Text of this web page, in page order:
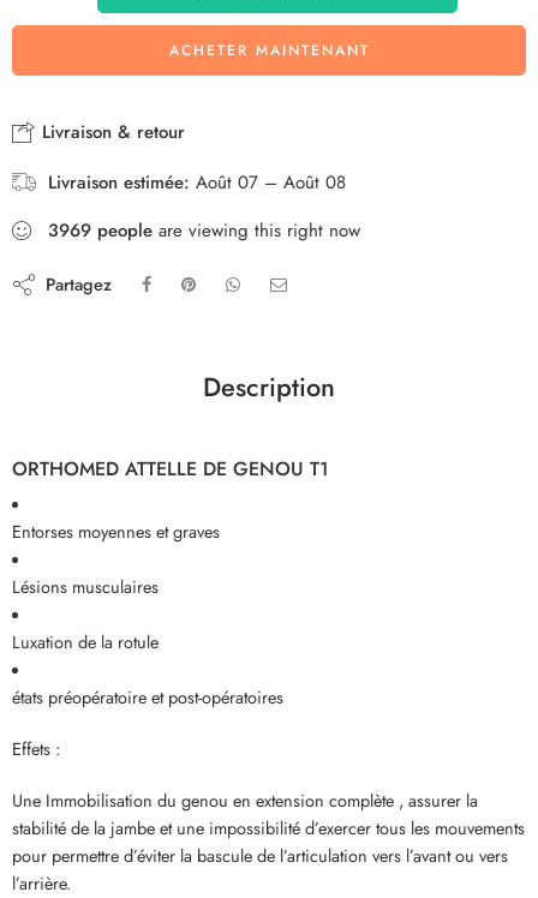
ACHETER MAINTENANT
Livraison & retour
Livraison estimée: Août 07 – Août 08
3969 people are viewing this right now
Partagez
Description
ORTHOMED ATTELLE DE GENOU T1
Entorses moyennes et graves
Lésions musculaires
Luxation de la rotule
états préopératoire et post-opératoires
Effets :
Une Immobilisation du genou en extension complète , assurer la
stabilité de la jambe et une impossibilité d’exercer tous les mouvements
pour permettre d’éviter la bascule de l’articulation vers l’avant ou vers
l’arrière.